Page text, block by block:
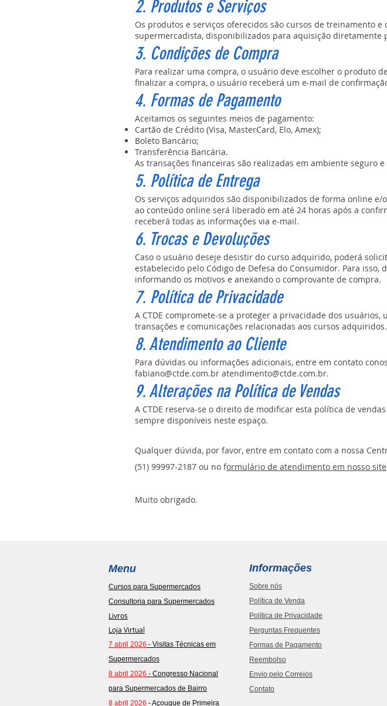
2. Produtos e Serviços
Os produtos e serviços oferecidos são cursos de treinamento
supermercadista, disponibilizados para aquisição diretamente
3. Condições de Compra
Para realizar uma compra, o usuário deve escolher o produto
finalizar a compra, o usuário receberá um e-mail de
4. Formas de Pagamento
Aceitamos os seguintes meios de pagamento:
Cartão de Crédito (Visa, MasterCard, Elo, Amex);
Boleto Bancário;
Transferência Bancária.
As transações financeiras são realizadas em ambiente seguro
5. Política de Entrega
Os serviços adquiridos são disponibilizados de forma online
ao conteúdo online será liberado em até 24 horas após a
receberá todas as informações via e-mail.
6. Trocas e Devoluções
Caso o usuário deseje desistir do curso adquirido, poderá
estabelecido pelo Código de Defesa do Consumidor. Para isso,
informando os motivos e anexando o comprovante de compra.
7. Política de Privacidade
A CTDE compromete-se a proteger a privacidade dos
transações e comunicações relacionadas aos cursos adquiridos.
8. Atendimento ao Cliente
Para dúvidas ou informações adicionais, entre em contato
fabiano@ctde.com.br atendimento@ctde.com.br.
9. Alterações na Política de Vendas
A CTDE reserva-se o direito de modificar esta política de
sempre disponíveis neste espaço.
Qualquer dúvida, por favor, entre em contato com a nossa
(51) 99997-2187 ou no formulário de atendimento em nosso site
Muito obrigado.
Menu
Cursos para Supermercados
Consultoria para Supermercados
Livros
Loja Virtual
7 abril 2026 - Visitas Técnicas em
Supermercados
8 abril 2026 - Congresso Nacional
para Supermercados de Bairro
8 abril 2026 - Açougue de Primeira
Informações
Sobre nós
Política de Venda
Política de Privacidade
Perguntas Frequentes
Formas de Pagamento
Reembolso
Envio pelo Correios
Contato